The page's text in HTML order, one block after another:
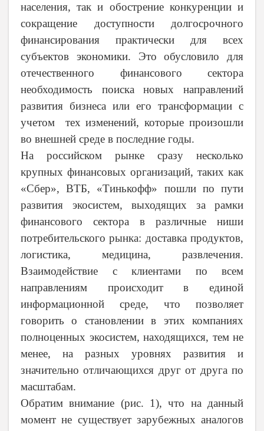
населения, так и обострение конкуренции и
сокращение доступности долгосрочного
финансирования практически для всех
субъектов экономики. Это обусловило для
отечественного финансового сектора
необходимость поиска новых направлений
развития бизнеса или его трансформации с
учетом тех изменений, которые произошли
во внешней среде в последние годы.
На российском рынке сразу несколько
крупных финансовых организаций, таких как
«Сбер», ВТБ, «Тинькофф» пошли по пути
развития экосистем, выходящих за рамки
финансового сектора в различные ниши
потребительского рынка: доставка продуктов,
логистика, медицина, развлечения.
Взаимодействие с клиентами по всем
направлениям происходит в единой
информационной среде, что позволяет
говорить о становлении в этих компаниях
полноценных экосистем, находящихся, тем не
менее, на разных уровнях развития и
значительно отличающихся друг от друга по
масштабам.
Обратим внимание (рис. 1), что на данный
момент не существует зарубежных аналогов